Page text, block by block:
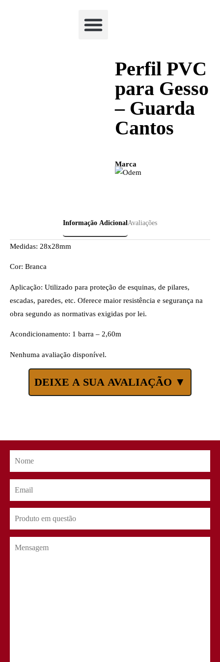
Perfil PVC
para Gesso
– Guarda
Cantos
Marca
Informação AdicionalAvaliações
Medidas: 28x28mm
Cor: Branca
Aplicação: Utilizado para proteção de esquinas, de pilares,
escadas, paredes, etc. Oferece maior resistência e segurança na
obra segundo as normativas exigidas por lei.
Acondicionamento: 1 barra – 2,60m
Nenhuma avaliação disponível.
DEIXE A SUA AVALIAÇÃO ▼